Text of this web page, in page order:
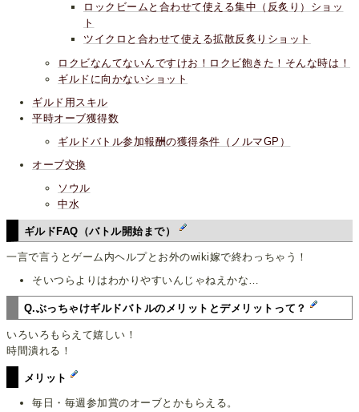
ロックビームと合わせて使える集中（反炙り）ショッ
ト
ツイクロと合わせて使える拡散反炙りショット
ロクビなんてないんですけお！ロクビ飽きた！そんな時は！
ギルドに向かないショット
ギルド用スキル
平時オーブ獲得数
ギルドバトル参加報酬の獲得条件（ノルマGP）
オーブ交換
ソウル
中水
ギルドFAQ（バトル開始まで）
一言で言うとゲーム内ヘルプとお外のwiki嫁で終わっちゃう！
そいつらよりはわかりやすいんじゃねえかな…
Q.ぶっちゃけギルドバトルのメリットとデメリットって？
いろいろもらえて嬉しい！
時間潰れる！
メリット
毎日・毎週参加賞のオーブとかもらえる。